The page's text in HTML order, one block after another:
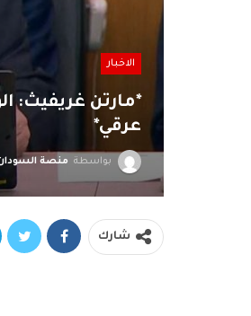
الاخبار
*مارتن غريفيث:
عرقي*
بواسطة منصة
شارك